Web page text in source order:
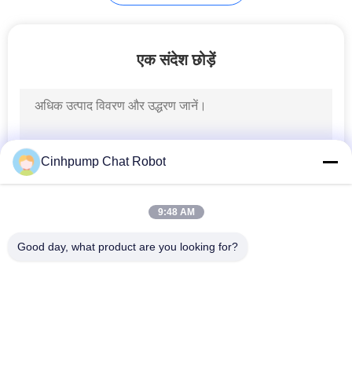
लघु हवा पम्प
एक संदेश छोड़ें
Cinhpump Chat Robot
9:48 AM
Good day, what product are you looking for?